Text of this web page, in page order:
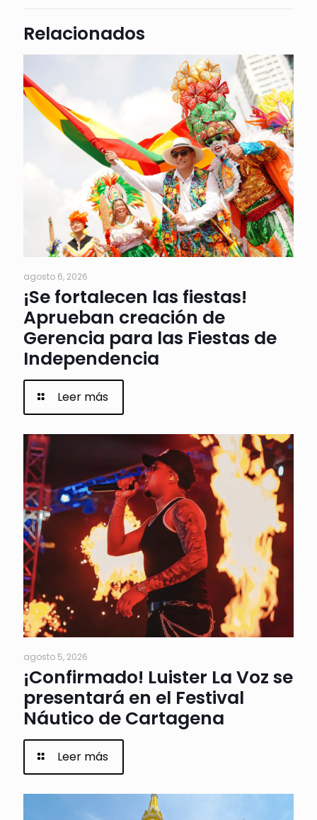
Relacionados
agosto 6, 2026
¡Se fortalecen las fiestas!
Aprueban creación de
Gerencia para las Fiestas de
Independencia
Leer más
agosto 5, 2026
¡Confirmado! Luister La Voz se
presentará en el Festival
Náutico de Cartagena
Leer más